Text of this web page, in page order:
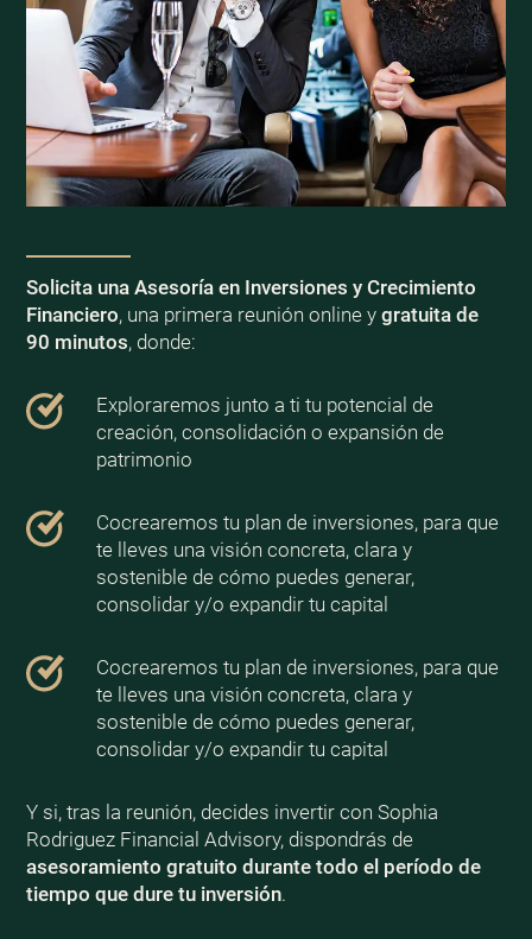
Solicita una Asesoría en Inversiones y Crecimiento
Financiero, una primera reunión online y gratuita de
90 minutos, donde:
Exploraremos junto a ti tu potencial de
creación, consolidación o expansión de
patrimonio
Cocrearemos tu plan de inversiones, para que
te lleves una visión concreta, clara y
sostenible de cómo puedes generar,
consolidar y/o expandir tu capital
Cocrearemos tu plan de inversiones, para que
te lleves una visión concreta, clara y
sostenible de cómo puedes generar,
consolidar y/o expandir tu capital
Y si, tras la reunión, decides invertir con Sophia
Rodriguez Financial Advisory, dispondrás de
asesoramiento gratuito durante todo el período de
tiempo que dure tu inversión.